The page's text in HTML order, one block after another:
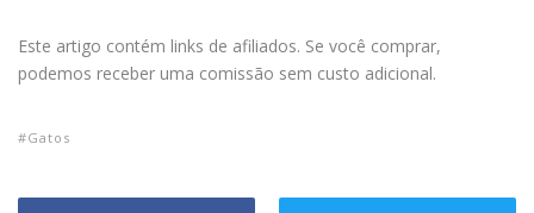
Este artigo contém links de afiliados. Se você comprar,
podemos receber uma comissão sem custo adicional.
Gatos